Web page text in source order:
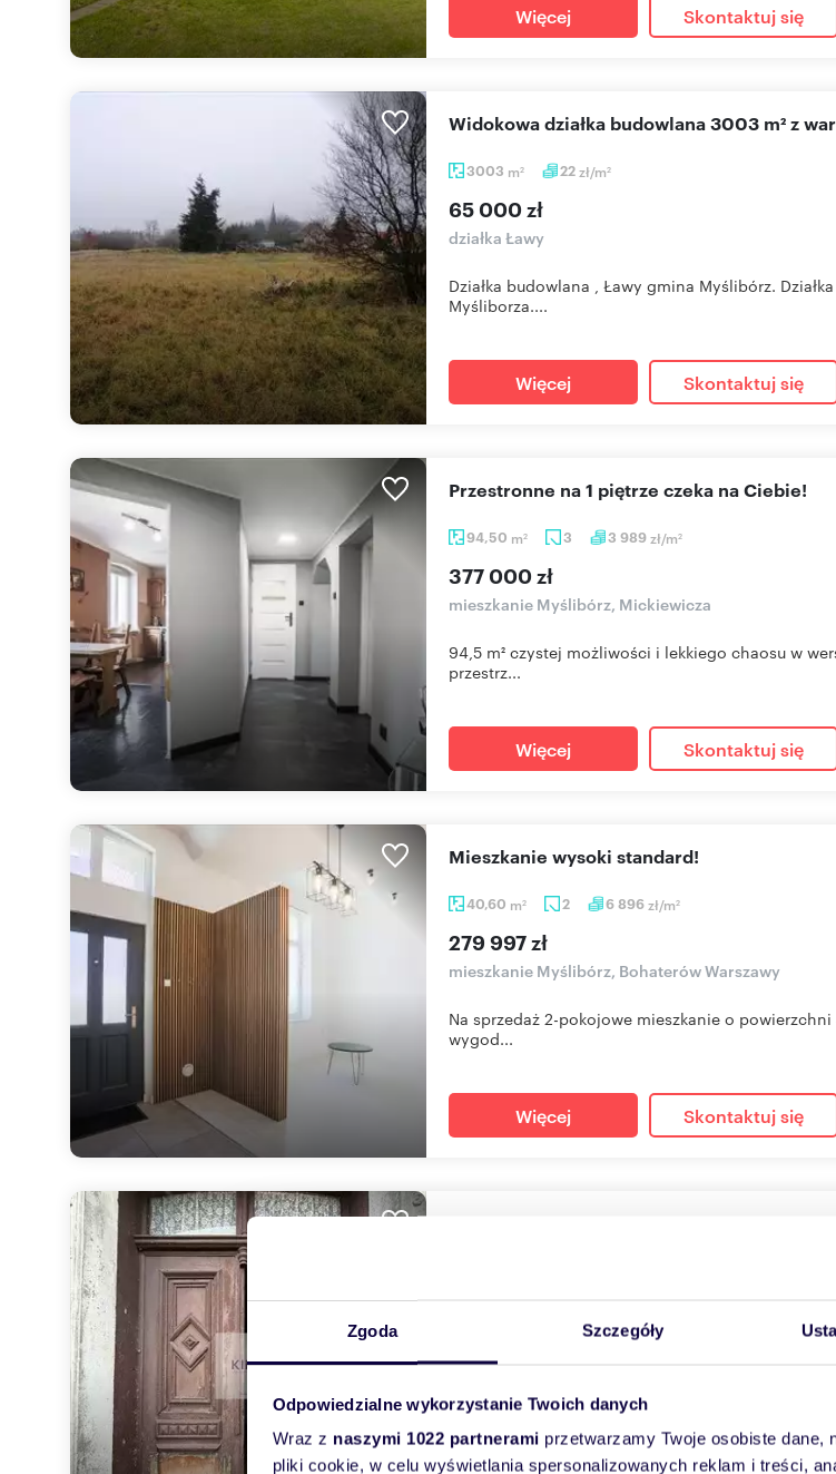
Zgoda Szczegóły
Odpowiedzialne wykorzystanie Twoich danych
Wraz z naszymi 1022 partnerami przetwarzamy Twoje osobiste dane,
pliki cookie, w celu wyświetlania spersonalizowanych reklam i treści,
Więcej Skontaktuj się
3003 m2 22zł/m2
Widokowa działka budowlana 3003 m² z
65 000 zł
działka Ławy
Działka budowlana , Ławy gmina Myślibórz.
Myśliborza....
Więcej Skontaktuj się
94,50 m2 3 3 989zł/m2
Przestronne na 1 piętrze czeka na Ciebie!
377 000 zł
mieszkanie Myślibórz, Mickiewicza
94,5 m² czystej możliwości i lekkiego chaosu w
przestrz...
Więcej Skontaktuj się
40,60 m2 2 6 896zł/m2
Mieszkanie wysoki standard!
279 997 zł
mieszkanie Myślibórz, Bohaterów Warszawy
Na sprzedaż 2-pokojowe mieszkanie o
wygod...
Więcej Skontaktuj się
Zapraszam do zapoznania się z oferta bliźniaka
Piaseczni...